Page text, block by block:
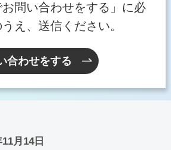
問い合わせをする」に必
え、送信ください。
合わせをする
月14日